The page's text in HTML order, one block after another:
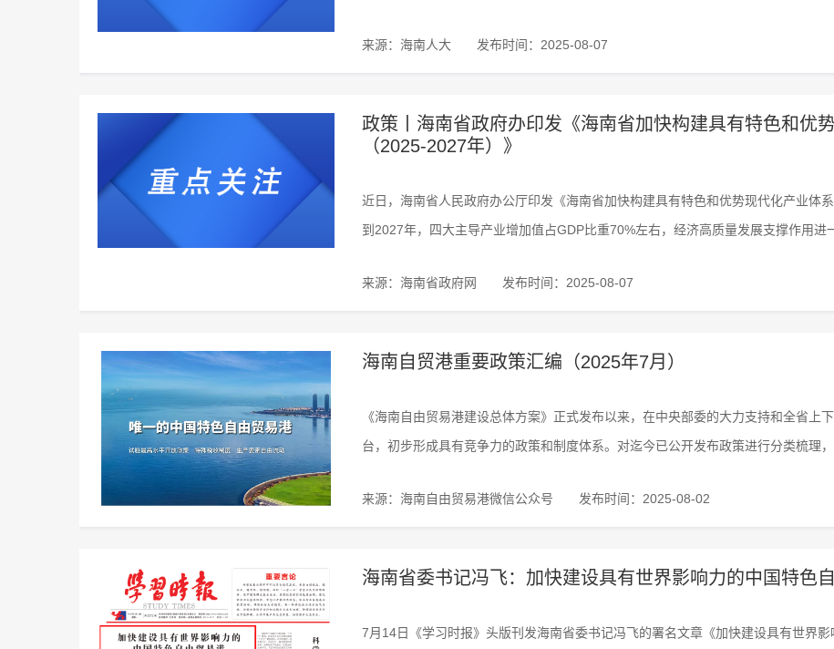
来源：海南人大 发布时间：2025-08-07
政策丨海南省政府办印发《海南省加快构建具有特色和优
（2025-2027年）》
近日，海南省人民政府办公厅印发《海南省加快构建具有特色和优势现代化产业体
到2027年，四大主导产业增加值占GDP比重70%左右，经济高质量发展支撑作用进
来源：海南省政府网 发布时间：2025-08-07
海南自贸港重要政策汇编（2025年7月）
《海南自由贸易港建设总体方案》正式发布以来，在中央部委的大力支持和全省上
台，初步形成具有竞争力的政策和制度体系。对迄今已公开发布政策进行分类梳理
来源：海南自由贸易港微信公众号 发布时间：2025-08-02
海南省委书记冯飞：加快建设具有世界影响力的中国特色
7月14日《学习时报》头版刊发海南省委书记冯飞的署名文章《加快建设具有世界